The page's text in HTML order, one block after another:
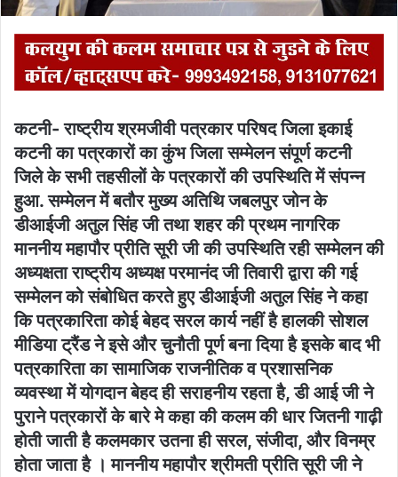
कटनी- राष्ट्रीय श्रमजीवी पत्रकार परिषद जिला इकाई
कटनी का पत्रकारों का कुंभ जिला सम्मेलन संपूर्ण कटनी
जिले के सभी तहसीलों के पत्रकारों की उपस्थिति में संपन्न
हुआ. सम्मेलन में बतौर मुख्य अतिथि जबलपुर जोन के
डीआईजी अतुल सिंह जी तथा शहर की प्रथम नागरिक
माननीय महापौर प्रीति सूरी जी की उपस्थिति रही सम्मेलन की
अध्यक्षता राष्ट्रीय अध्यक्ष परमानंद जी तिवारी द्वारा की गई
सम्मेलन को संबोधित करते हुए डीआईजी अतुल सिंह ने कहा
कि पत्रकारिता कोई बेहद सरल कार्य नहीं है हालकी सोशल
मीडिया ट्रैंड ने इसे और चुनौती पूर्ण बना दिया है इसके बाद भी
पत्रकारिता का सामाजिक राजनीतिक व प्रशासनिक
व्यवस्था में योगदान बेहद ही सराहनीय रहता है, डी आई जी ने
पुराने पत्रकारों के बारे मे कहा की कलम की धार जितनी गाढ़ी
होती जाती है कलमकार उतना ही सरल, संजीदा, और विनम्र
होता जाता है । माननीय महापौर श्रीमती प्रीति सूरी जी ने